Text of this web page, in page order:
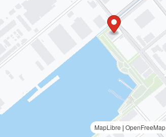
MapLibre | OpenFreeMap